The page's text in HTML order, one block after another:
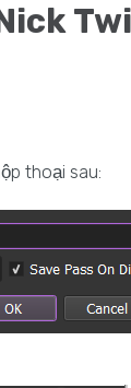
thoại sau: